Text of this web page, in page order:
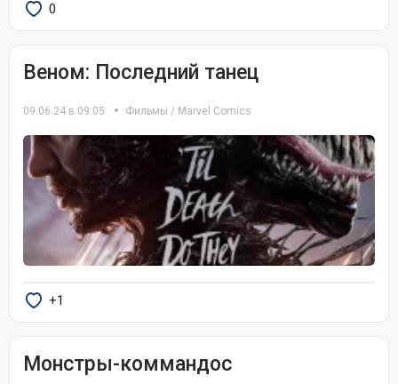
0
Веном: Последний танец
09.06.24 в 09:05 Фильмы / Marvel Comics
+1
Монстры-коммандос